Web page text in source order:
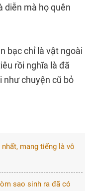
diễn mà họ quên
bạc chỉ là vật ngoài
rồi nghĩa là đã
như chuyện cũ bỏ
mang tiếng là vô
sao sinh ra đã có